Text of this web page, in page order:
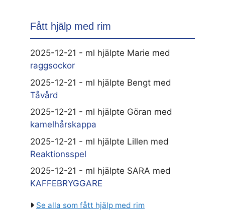
Fått hjälp med rim
2025-12-21 - ml hjälpte Marie med
raggsockor
2025-12-21 - ml hjälpte Bengt med
Tåvård
2025-12-21 - ml hjälpte Göran med
kamelhårskappa
2025-12-21 - ml hjälpte Lillen med
Reaktionsspel
2025-12-21 - ml hjälpte SARA med
KAFFEBRYGGARE
Se alla som fått hjälp med rim